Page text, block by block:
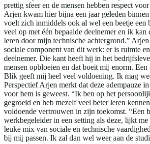
prettig sfeer en de mensen hebben respect
Arjen kwam hier bijna een jaar geleden
voelt zich inmiddels ook al wel een beetje een
veel op met één bepaalde deelnemer en ik kan
leren door mijn technische achtergrond.”
sociale component van dit werk: er is ruimte
deelnemer. Die kant heeft hij in het
mensen opbloeien en dat boeit mij enorm.
Blik geeft mij heel veel voldoening. Ik mag
Perspectief Arjen merkt dat deze adempauze
voor hem is geweest. “Ik ben op het
gegroeid en heb mezelf veel beter leren
voldoende vertrouwen in zijn toekomst. “Een
werkbegeleider in een setting als deze, lijkt me
leuke mix van sociale en technische
bij mij passen. Ik zal dan wel weer aan de